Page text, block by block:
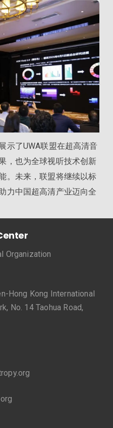
示了UWA联盟在超高清音
，也为全球视听技术创新
。未来，联盟将继续以标
力中国超高清产业迈向全
Organization
Hong Kong International
No. 14 Taohua Road,